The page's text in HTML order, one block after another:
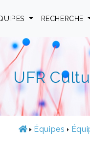
RECHERCHE
UFR
Équipes